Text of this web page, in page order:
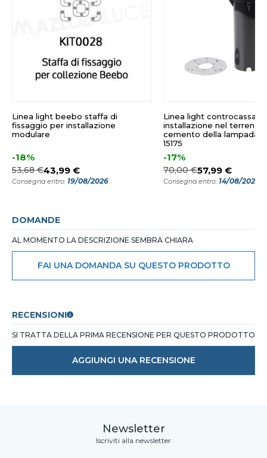
Linea light beebo staffa di
fissaggio per installazione
modulare
-18%
53,68 €43,99 €
Consegna entro: 19/08/2026
Linea light controcassa
installazione nel terreno
cemento della lampada
15175
-17%
70,00 €57,99 €
Consegna entro: 14/08/2026
DOMANDE
AL MOMENTO LA DESCRIZIONE SEMBRA CHIARA
FAI UNA DOMANDA SU QUESTO PRODOTTO
RECENSIONI
SI TRATTA DELLA PRIMA RECENSIONE PER QUESTO PRODOTTO
AGGIUNGI UNA RECENSIONE
Newsletter
Iscriviti alla newsletter